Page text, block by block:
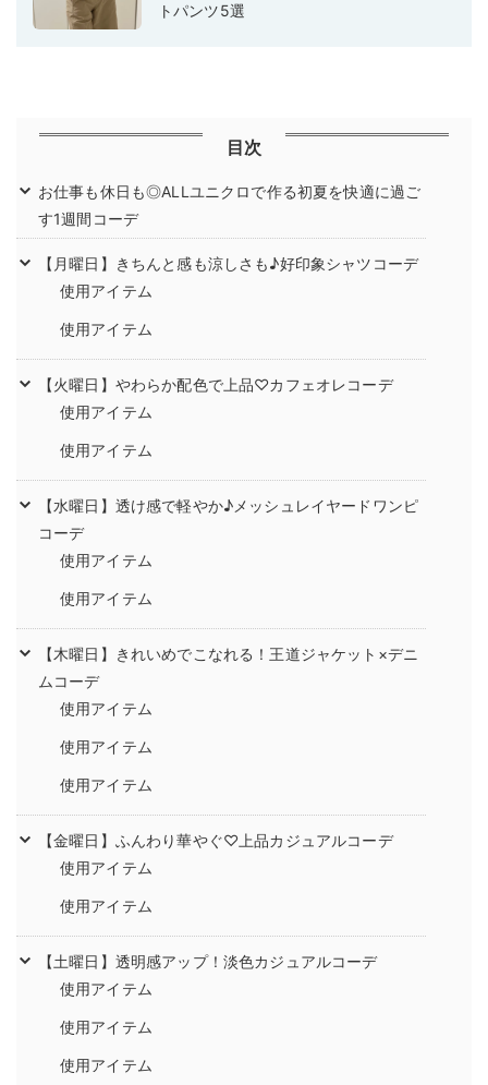
トパンツ5選
目次
お仕事も休日も◎ALLユニクロで作る初夏を快適に過ご
す1週間コーデ
【月曜日】きちんと感も涼しさも♪好印象シャツコーデ
使用アイテム
使用アイテム
【火曜日】やわらか配色で上品♡カフェオレコーデ
使用アイテム
使用アイテム
【水曜日】透け感で軽やか♪メッシュレイヤードワンピ
コーデ
使用アイテム
使用アイテム
【木曜日】きれいめでこなれる！王道ジャケット×デニ
ムコーデ
使用アイテム
使用アイテム
使用アイテム
【金曜日】ふんわり華やぐ♡上品カジュアルコーデ
使用アイテム
使用アイテム
【土曜日】透明感アップ！淡色カジュアルコーデ
使用アイテム
使用アイテム
使用アイテム